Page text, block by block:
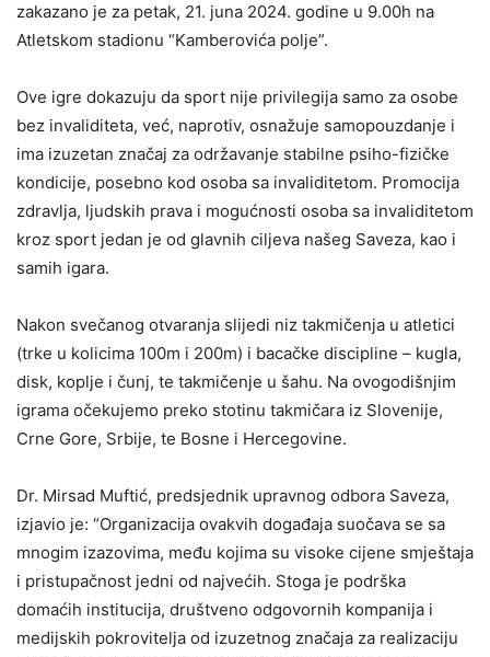
zakazano je za petak, 21. juna 2024. godine u 9.00h na
Atletskom stadionu “Kamberovića polje”.
Ove igre dokazuju da sport nije privilegija samo za osobe
bez invaliditeta, već, naprotiv, osnažuje samopouzdanje i
ima izuzetan značaj za održavanje stabilne psiho-fizičke
kondicije, posebno kod osoba sa invaliditetom. Promocija
zdravlja, ljudskih prava i mogućnosti osoba sa invaliditetom
kroz sport jedan je od glavnih ciljeva našeg Saveza, kao i
samih igara.
Nakon svečanog otvaranja slijedi niz takmičenja u atletici
(trke u kolicima 100m i 200m) i bacačke discipline – kugla,
disk, koplje i čunj, te takmičenje u šahu. Na ovogodišnjim
igrama očekujemo preko stotinu takmičara iz Slovenije,
Crne Gore, Srbije, te Bosne i Hercegovine.
Dr. Mirsad Muftić, predsjednik upravnog odbora Saveza,
izjavio je: “Organizacija ovakvih događaja suočava se sa
mnogim izazovima, među kojima su visoke cijene smještaja
i pristupačnost jedni od najvećih. Stoga je podrška
domaćih institucija, društveno odgovornih kompanija i
medijskih pokrovitelja od izuzetnog značaja za realizaciju